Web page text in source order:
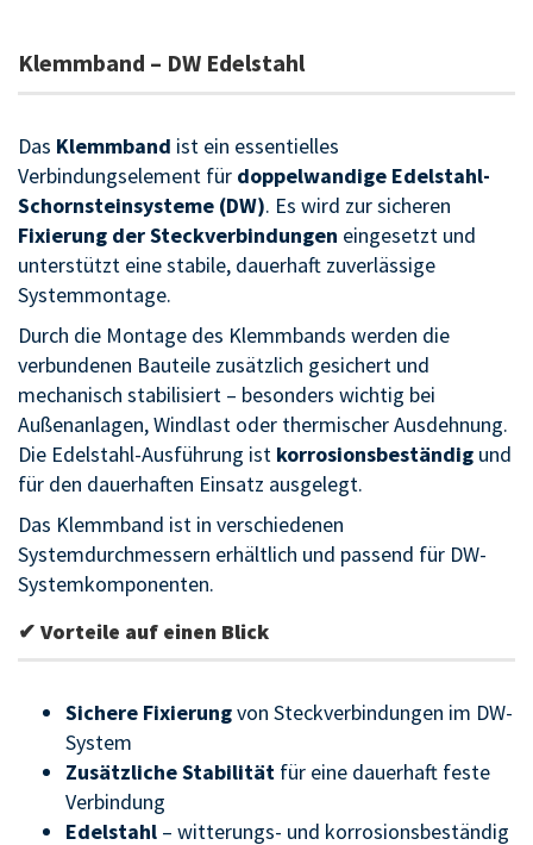
Klemmband – DW Edelstahl
Das Klemmband ist ein essentielles
Verbindungselement für doppelwandige Edelstahl-
Schornsteinsysteme (DW). Es wird zur sicheren
Fixierung der Steckverbindungen eingesetzt und
unterstützt eine stabile, dauerhaft zuverlässige
Systemmontage.
Durch die Montage des Klemmbands werden die
verbundenen Bauteile zusätzlich gesichert und
mechanisch stabilisiert – besonders wichtig bei
Außenanlagen, Windlast oder thermischer Ausdehnung.
Die Edelstahl-Ausführung ist korrosionsbeständig und
für den dauerhaften Einsatz ausgelegt.
Das Klemmband ist in verschiedenen
Systemdurchmessern erhältlich und passend für DW-
Systemkomponenten.
✔ Vorteile auf einen Blick
Sichere Fixierungvon Steckverbindungen im DW-
System
Zusätzliche Stabilität für eine dauerhaft feste
Verbindung
Edelstahl – witterungs- und korrosionsbeständig